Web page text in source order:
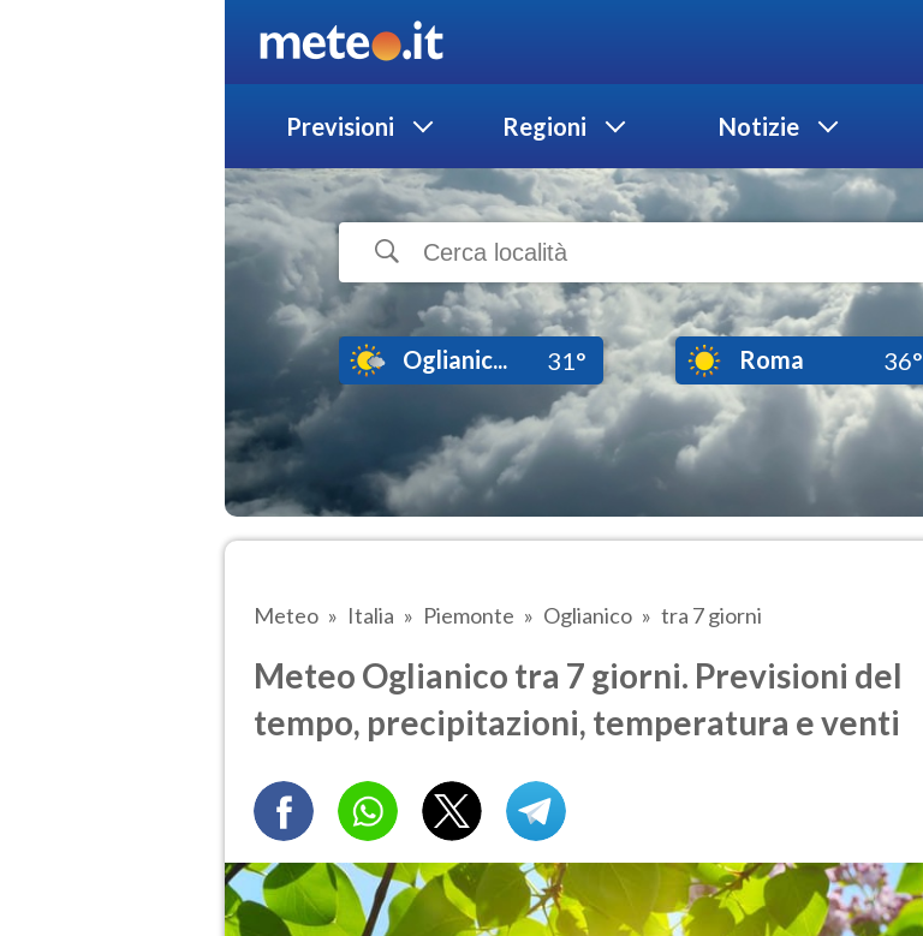
Previsioni Regioni Notizie
Oglianic... 31° Roma 36°
Meteo Italia Piemonte Oglianico tra 7 giorni
Meteo Oglianico tra 7 giorni. Previsioni del
tempo, precipitazioni, temperatura e venti